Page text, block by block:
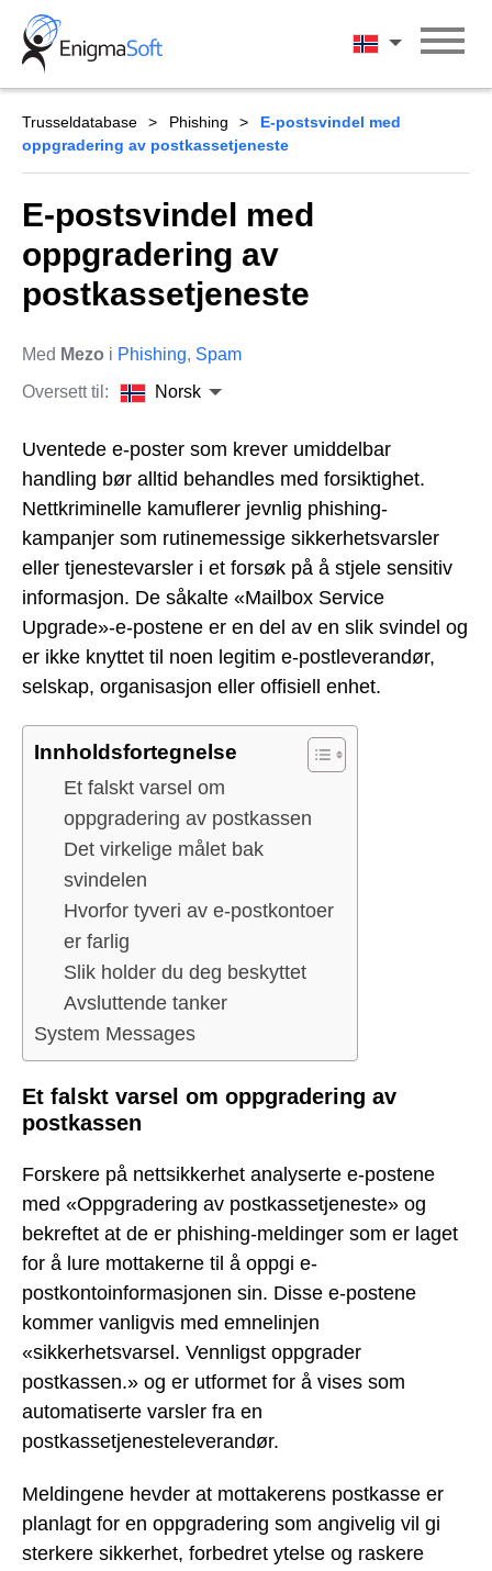
Skip
content
Norsk
Trusseldatabase Phishing
E-postsvindel med
oppgradering av postkassetjeneste
E-postsvindel med
oppgradering av
postkassetjeneste
Med Mezo i Phishing, Spam
Oversett til:
Norsk
Uventede e-poster som krever umiddelbar
handling bør alltid behandles med forsiktighet.
Nettkriminelle kamuflerer jevnlig phishing-
kampanjer som rutinemessige sikkerhetsvarsler
eller tjenestevarsler i et forsøk på å stjele sensitiv
informasjon. De såkalte «Mailbox Service
Upgrade»-e-postene er en del av en slik svindel og
er ikke knyttet til noen legitim e-postleverandør,
selskap, organisasjon eller offisiell enhet.
Innholdsfortegnelse
Et falskt varsel om
oppgradering av postkassen
Det virkelige målet bak
svindelen
Hvorfor tyveri av e-postkontoer
er farlig
Slik holder du deg beskyttet
Avsluttende tanker
System Messages
Et falskt varsel om oppgradering av
postkassen
Forskere på nettsikkerhet analyserte e-postene
med «Oppgradering av postkassetjeneste» og
bekreftet at de er phishing-meldinger som er laget
for å lure mottakerne til å oppgi e-
postkontoinformasjonen sin. Disse e-postene
kommer vanligvis med emnelinjen
«sikkerhetsvarsel. Vennligst oppgrader
postkassen.» og er utformet for å vises som
automatiserte varsler fra en
postkassetjenesteleverandør.
Meldingene hevder at mottakerens postkasse er
planlagt for en oppgradering som angivelig vil gi
sterkere sikkerhet, forbedret ytelse og raskere